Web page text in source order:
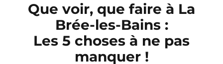
Que voir, que faire à La
Brée-les-Bains :
Les 5 choses à ne pas
manquer !